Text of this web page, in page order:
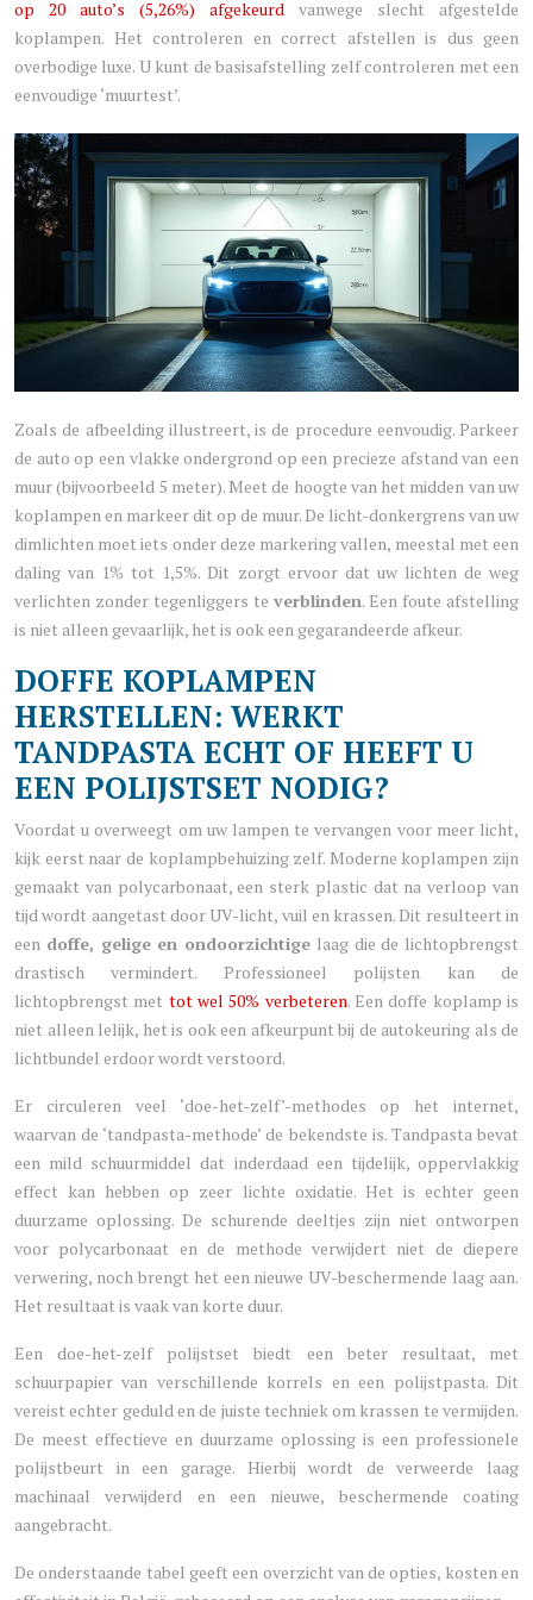
op 20 auto’s (5,26%) afgekeurd vanwege slecht afgestelde
koplampen. Het controleren en correct afstellen is dus geen
overbodige luxe. U kunt de basisafstelling zelf controleren met een
eenvoudige ‘muurtest’.
Zoals de afbeelding illustreert, is de procedure eenvoudig. Parkeer
de auto op een vlakke ondergrond op een precieze afstand van een
muur (bijvoorbeeld 5 meter). Meet de hoogte van het midden van uw
koplampen en markeer dit op de muur. De licht-donkergrens van uw
dimlichten moet iets onder deze markering vallen, meestal met een
daling van 1% tot 1,5%. Dit zorgt ervoor dat uw lichten de weg
verlichten zonder tegenliggers te verblinden. Een foute afstelling
is niet alleen gevaarlijk, het is ook een gegarandeerde afkeur.
DOFFE KOPLAMPEN
HERSTELLEN: WERKT
TANDPASTA ECHT OF HEEFT U
EEN POLIJSTSET NODIG?
Voordat u overweegt om uw lampen te vervangen voor meer licht,
kijk eerst naar de koplampbehuizing zelf. Moderne koplampen zijn
gemaakt van polycarbonaat, een sterk plastic dat na verloop van
tijd wordt aangetast door UV-licht, vuil en krassen. Dit resulteert in
een doffe, gelige en ondoorzichtige laag die de lichtopbrengst
drastisch vermindert. Professioneel polijsten kan de
lichtopbrengst met tot wel 50% verbeteren. Een doffe koplamp is
niet alleen lelijk, het is ook een afkeurpunt bij de autokeuring als de
lichtbundel erdoor wordt verstoord.
Er circuleren veel ‘doe-het-zelf’-methodes op het internet,
waarvan de ‘tandpasta-methode’ de bekendste is. Tandpasta bevat
een mild schuurmiddel dat inderdaad een tijdelijk, oppervlakkig
effect kan hebben op zeer lichte oxidatie. Het is echter geen
duurzame oplossing. De schurende deeltjes zijn niet ontworpen
voor polycarbonaat en de methode verwijdert niet de diepere
verwering, noch brengt het een nieuwe UV-beschermende laag aan.
Het resultaat is vaak van korte duur.
Een doe-het-zelf polijstset biedt een beter resultaat, met
schuurpapier van verschillende korrels en een polijstpasta. Dit
vereist echter geduld en de juiste techniek om krassen te vermijden.
De meest effectieve en duurzame oplossing is een professionele
polijstbeurt in een garage. Hierbij wordt de verweerde laag
machinaal verwijderd en een nieuwe, beschermende coating
aangebracht.
De onderstaande tabel geeft een overzicht van de opties, kosten en